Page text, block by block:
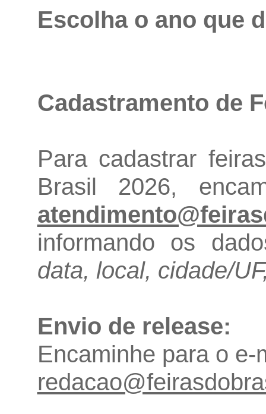
Escolha o ano que
Cadastramento de
Para cadastrar
Brasil 2026,
informando os
data, local, cidade/
Envio de release:
Encaminhe para o e-